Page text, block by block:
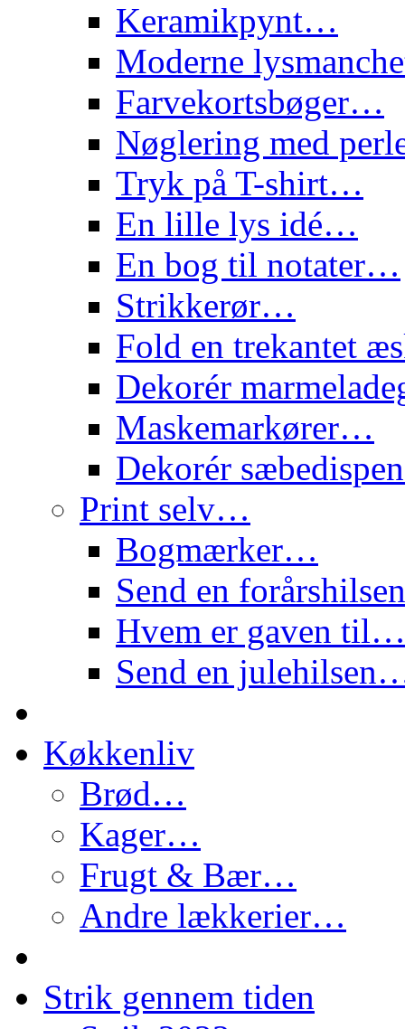
Keramikpynt…
Moderne
Farvekortsbøger…
Nøglering med
Tryk på T-shirt…
En lille lys idé…
En bog til notater…
Strikkerør…
Fold en trekantet
Dekorér
Maskemarkører…
Dekorér
Print selv…
Bogmærker…
Send en
Hvem er gaven til…
Send en
Køkkenliv
Brød…
Kager…
Frugt & Bær…
Andre lækkerier…
Strik gennem tiden